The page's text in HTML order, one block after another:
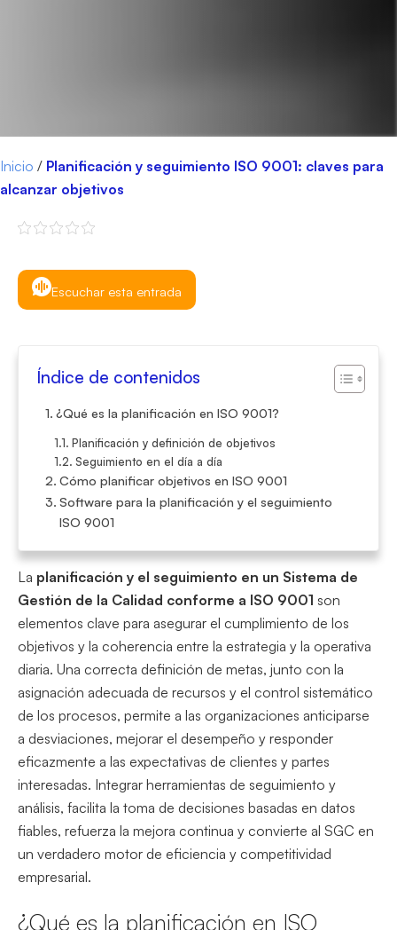
Inicio / Planificación y seguimiento ISO 9001: claves para
alcanzar objetivos
Escuchar esta entrada
Índice de contenidos
¿Qué es la planificación en ISO 9001?
Planificación y definición de objetivos
Seguimiento en el día a día
Cómo planificar objetivos en ISO 9001
Software para la planificación y el seguimiento
ISO 9001
La planificación y el seguimiento en un Sistema de
Gestión de la Calidad conforme a ISO 9001 son
elementos clave para asegurar el cumplimiento de los
objetivos y la coherencia entre la estrategia y la operativa
diaria. Una correcta definición de metas, junto con la
asignación adecuada de recursos y el control sistemático
de los procesos, permite a las organizaciones anticiparse
a desviaciones, mejorar el desempeño y responder
eficazmente a las expectativas de clientes y partes
interesadas. Integrar herramientas de seguimiento y
análisis, facilita la toma de decisiones basadas en datos
fiables, refuerza la mejora continua y convierte al SGC en
un verdadero motor de eficiencia y competitividad
empresarial.
¿Qué es la planificación en ISO